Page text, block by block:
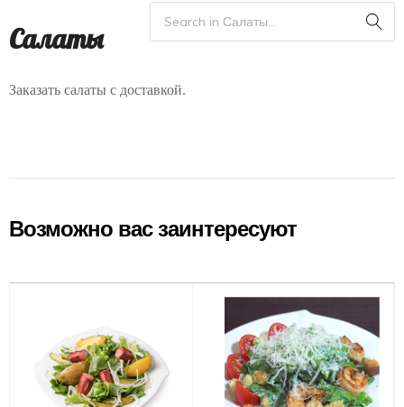
Салаты
Заказать салаты с доставкой.
Возможно вас заинтересуют